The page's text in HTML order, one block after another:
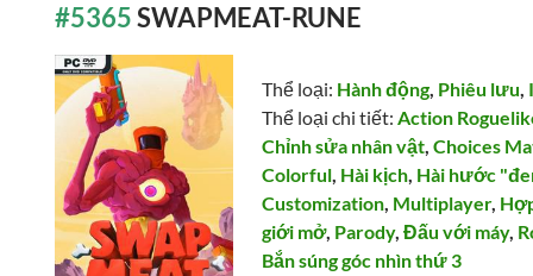
#5365SWAPMEAT-RUNE
Thể loại: Hành động, Phiêu lưu,
Thể loại chi tiết:Action
Chỉnh sửa nhân vật,Choices
Colorful, Hài kịch, Hài hước
Customization, Multiplayer,
giới mở, Parody,Đấu với máy,
Bắn súng góc nhìn thứ 3